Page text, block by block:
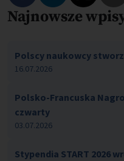
Najnowsze
Polscy naukowcy
16.07.2026
Polsko-Francuska
czwarty
03.07.2026
Stypendia START 2026